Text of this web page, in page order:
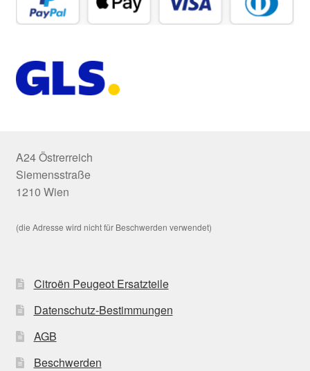
A24 Östrerreich
Siemensstraße
1210 Wien
(die Adresse wird nicht für Beschwerden verwendet)
Citroën Peugeot Ersatzteile
Datenschutz-Bestimmungen
AGB
Beschwerden